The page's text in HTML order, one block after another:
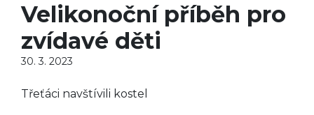
Velikonoční příběh pro
zvídavé děti
30. 3. 2023
Třeťáci navštívili kostel